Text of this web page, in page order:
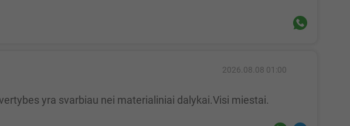
2026.08.08 01:00
yra svarbiau nei materialiniai dalykai.Visi miestai.